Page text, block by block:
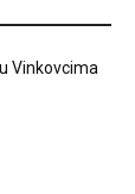
Vinkovcima